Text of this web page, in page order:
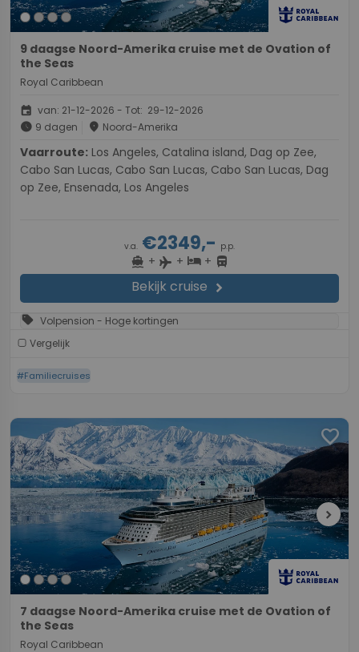
9 daagse Noord-Amerika cruise met de Ovation of
the Seas
Royal Caribbean
event van: 21-12-2026 - Tot: 29-12-2026
schedule 9 dagen place Noord-Amerika
Vaarroute:
Cabo San Lucas, Cabo San Lucas, Cabo San Lucas, Dag
op Zee, Ensenada, Los Angeles
v.a. €2349,- p.p.
directions_boat + flight + hotel+ directions_bus
Bekijk cruise chevron_right
sell Volpension - Hoge kortingen
Vergelijk
#Familiecruises
favorite
chevron_right
7 daagse Noord-Amerika cruise met de Ovation of
the Seas
Royal Caribbean